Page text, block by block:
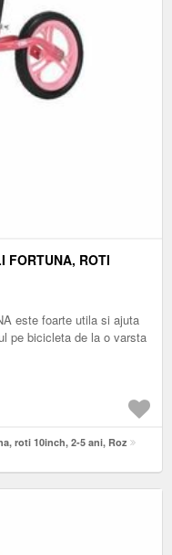
FORTUNA, ROTI
este foarte utila si ajuta
pe bicicleta de la o varsta
roti 10inch, 2-5 ani, Roz